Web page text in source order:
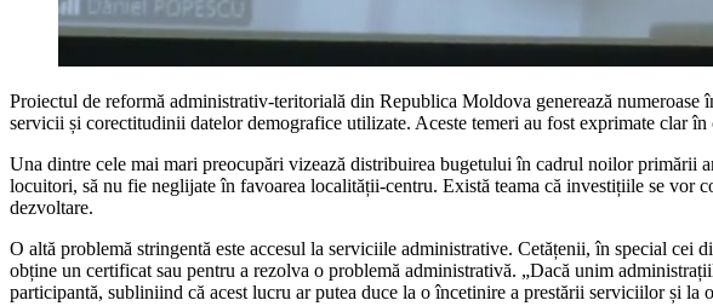
Proiectul de reformă administrativ-teritorială din Republica Moldova generează
servicii și corectitudinii datelor demografice utilizate. Aceste temeri au fost exprimate clar în
Una dintre cele mai mari preocupări vizează distribuirea bugetului în cadrul noilor primării
locuitori, să nu fie neglijate în favoarea localității-centru. Există teama că investițiile se vor
dezvoltare.
O altă problemă stringentă este accesul la serviciile administrative. Cetățenii, în special
obține un certificat sau pentru a rezolva o problemă administrativă. „Dacă unim
participantă, subliniind că acest lucru ar putea duce la o încetinire a prestării serviciilor și la